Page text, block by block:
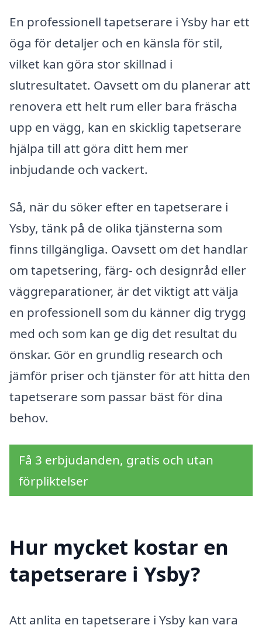
En professionell tapetserare i Ysby har ett
öga för detaljer och en känsla för stil,
vilket kan göra stor skillnad i
slutresultatet. Oavsett om du planerar att
renovera ett helt rum eller bara fräscha
upp en vägg, kan en skicklig tapetserare
hjälpa till att göra ditt hem mer
inbjudande och vackert.
Så, när du söker efter en tapetserare i
Ysby, tänk på de olika tjänsterna som
finns tillgängliga. Oavsett om det handlar
om tapetsering, färg- och designråd eller
väggreparationer, är det viktigt att välja
en professionell som du känner dig trygg
med och som kan ge dig det resultat du
önskar. Gör en grundlig research och
jämför priser och tjänster för att hitta den
tapetserare som passar bäst för dina
behov.
Få 3 erbjudanden, gratis och utan
förpliktelser
Hur mycket kostar en
tapetserare i Ysby?
Att anlita en tapetserare i Ysby kan vara